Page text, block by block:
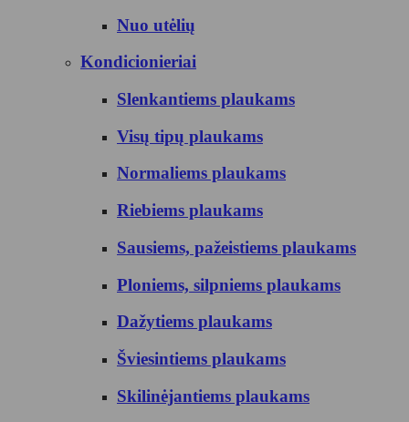
Nuo utėlių
Kondicionieriai
Slenkantiems plaukams
Visų tipų plaukams
Normaliems plaukams
Riebiems plaukams
Sausiems, pažeistiems plaukams
Ploniems, silpniems plaukams
Dažytiems plaukams
Šviesintiems plaukams
Skilinėjantiems plaukams